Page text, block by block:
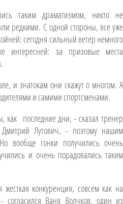
таким драматизмом, никто не
редкими. С одной стороны, все уже
сегодня сильный ветер немного
интересней: за призовые места
и знатокам они скажут о многом. А
и самими спортсменами.
как последние дни, - сказал тренер
Лутович, - поэтому нашим
вообще гонки получились очень
и очень порадовались таким
конкуренция, совсем как на
Ваня Волчков, один из